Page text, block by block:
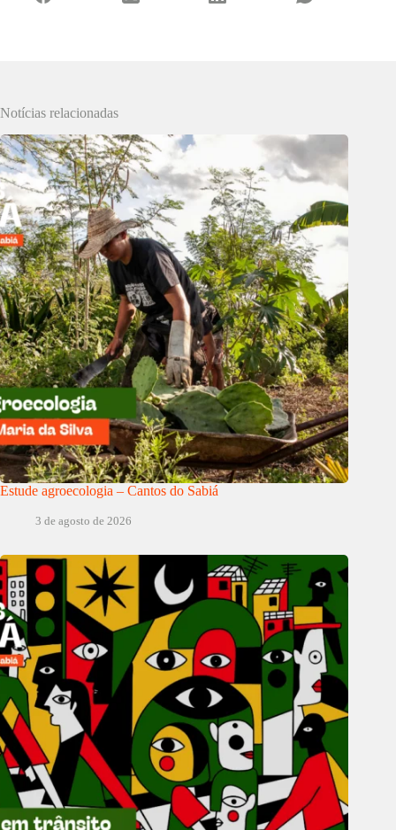
Notícias relacionadas
Estude agroecologia – Cantos do Sabiá
3 de agosto de 2026